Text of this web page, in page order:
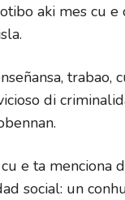
aki mes cu e
trabao,
di
e ta menciona
social: un